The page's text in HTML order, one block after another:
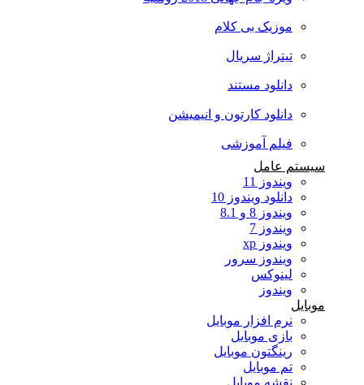
موزیک بی کلام
تیتراژ سریال
دانلود مستند
دانلود کارتون و انیمیشن
فیلم آموزشی
سیستم عامل
ویندوز 11
دانلود ویندوز 10
ویندوز 8 و 8.1
ویندوز 7
ویندوز xp
ویندوز سرور
لینوکس
ویندوز
موبایل
نرم افزار موبایل
بازی موبایل
رینگتون موبایل
تم موبایل
نقشه موبایل